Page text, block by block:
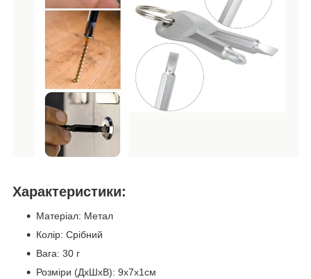
Характеристики:
Матеріал: Метал
Колір: Срібний
Вага: 30 г
Розміри (ДхШхВ): 9х7х1см